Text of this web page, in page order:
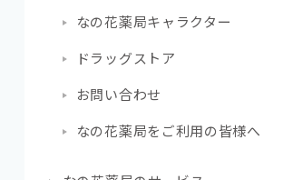
なの花薬局キャラクター
ドラッグストア
お問い合わせ
なの花薬局をご利用の皆様へ